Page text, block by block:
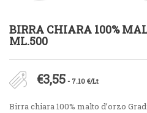
BIRRA CHIARA 100%
ML.500
€3,55 - 7.10 €/Lt
Birra chiara 100% malto d’orzo